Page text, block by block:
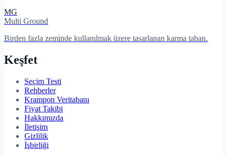
MG
Multi Ground
Birden fazla zeminde kullanılmak üzere tasarlanan karma taban.
Keşfet
Seçim Testi
Rehberler
Krampon Veritabanı
Fiyat Takibi
Hakkımızda
İletişim
Gizlilik
İşbirliği